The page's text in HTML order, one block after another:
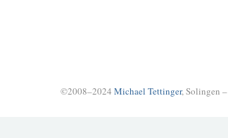
©2008–2024 Michael Tettinger, Solingen –